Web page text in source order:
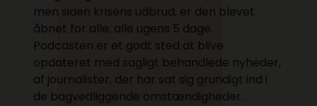
men siden krisens udbrud, er den blevet
åbnet for alle, alle ugens 5 dage.
Podcasten er et godt sted at blive
opdateret med sagligt behandlede nyheder,
af journalister, der har sat sig grundigt ind i
de bagvedliggende omstændigheder.